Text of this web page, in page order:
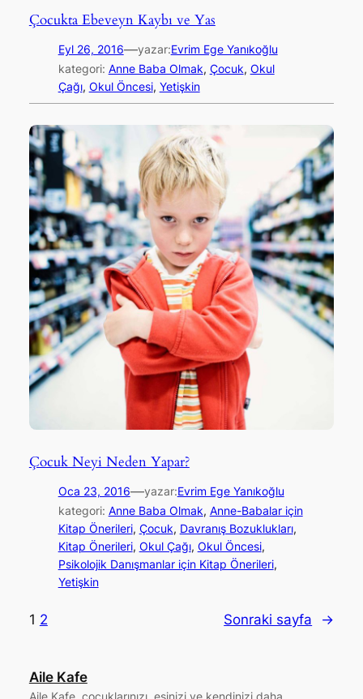
Çocukta Ebeveyn Kaybı ve Yas
Eyl 26, 2016—yazar:Evrim Ege Yanıkoğlu
kategori: Anne Baba Olmak, Çocuk, Okul
Çağı, Okul Öncesi, Yetişkin
Çocuk Neyi Neden Yapar?
Oca 23, 2016—yazar:Evrim Ege Yanıkoğlu
kategori: Anne Baba Olmak, Anne-Babalar için
Kitap Önerileri, Çocuk, Davranış Bozuklukları
Kitap Önerileri, Okul Çağı, Okul Öncesi
Psikolojik Danışmanlar için Kitap Önerileri
Yetişkin
1 2 Sonraki sayfa →
Aile Kafe
Aile Kafe, çocuklarınızı, eşinizi ve kendinizi daha